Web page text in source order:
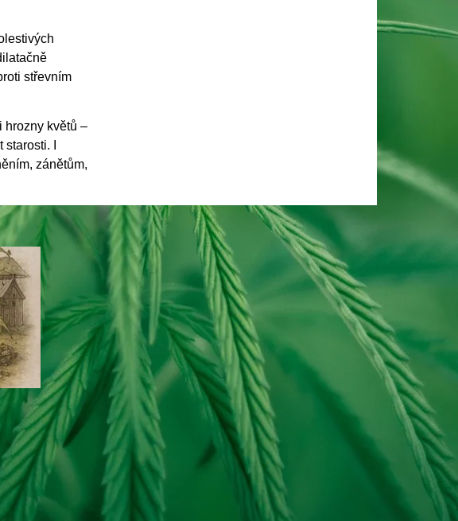
střevním
hrozny květů –
I
zánětům,